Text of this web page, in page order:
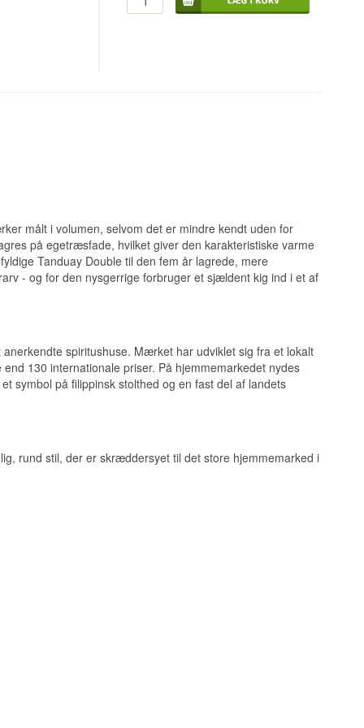
og
og Mindanao,
mange andre
vanilje.
verdens rom-
og
målt i volumen, selvom det er mindre kendt uden for
på egetræsfade, hvilket giver den karakteristiske varme
Tanduay Double til den fem år lagrede, mere
- og for den nysgerrige forbruger et sjældent kig ind i et af
spiritushuse. Mærket har udviklet sig fra et lokalt
130 internationale priser. På hjemmemarkedet nydes
symbol på filippinsk stolthed og en fast del af landets
rund stil, der er skræddersyet til det store hjemmemarked i